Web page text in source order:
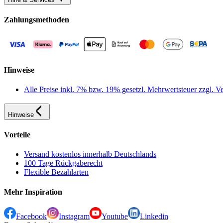
Zahlungsmethoden
Hinweise
Alle Preise inkl. 7% bzw. 19% gesetzl. Mehrwertsteuer zzgl.
Hinweise
Vorteile
Versand kostenlos innerhalb Deutschlands
100 Tage Rückgaberecht
Flexible Bezahlarten
Mehr Inspiration
Facebook Instagram Youtube
Linkedin